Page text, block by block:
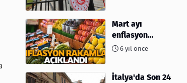
Mart ayı
enflasyon
rakamları
6 yıl önce
İtalya'da Son 24